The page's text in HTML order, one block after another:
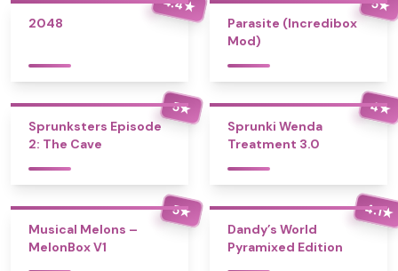
★
2048
5★
Parasite (Incredibox
Mod)
5★
Sprunksters Episode
2: The Cave
4★
Sprunki Wenda
Treatment 3.0
5★
Musical Melons –
MelonBox V1
4.1★
Dandy’s World
Pyramixed Edition